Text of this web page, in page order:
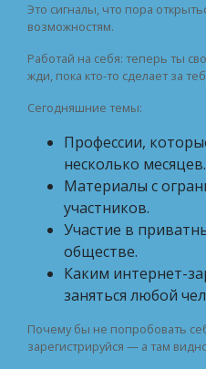
Это сигналы, что пора
возможностям.
Работай на себя: теперь ты
жди, пока кто-то сделает за
Сегодняшние темы:
Профессии,
несколько месяцев.
Материалы с
участников.
Участие в
обществе.
Каким интернет-
заняться любой
Почему бы не попробовать
зарегистрируйся — а там